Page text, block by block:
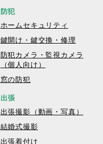
防犯
ホームセキュリティ
鍵開け・鍵交換・修理
防犯カメラ・監視カメラ
（個人向け）
窓の防犯
出張
出張撮影（動画・写真）
結婚式撮影
出張着付け